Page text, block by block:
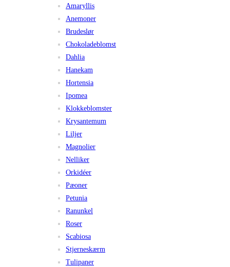
Amaryllis
Anemoner
Brudeslør
Chokoladeblomst
Dahlia
Hanekam
Hortensia
Ipomea
Klokkeblomster
Krysantemum
Liljer
Magnolier
Nelliker
Orkidéer
Pæoner
Petunia
Ranunkel
Roser
Scabiosa
Stjerneskærm
Tulipaner